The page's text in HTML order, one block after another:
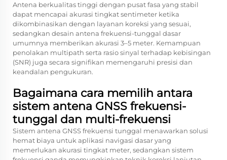
Antena berkualitas tinggi dengan pusat fasa yang stabil
dapat mencapai akurasi tingkat sentimeter ketika
dikombinasikan dengan layanan koreksi yang sesuai,
sedangkan desain antena frekuensi-tunggal dasar
umumnya memberikan akurasi 3–5 meter. Kemampuan
penolakan multipath serta rasio sinyal terhadap kebisingan
(SNR) juga secara signifikan memengaruhi presisi dan
keandalan pengukuran.
Bagaimana cara memilih antara
sistem antena GNSS frekuensi-
tunggal dan multi-frekuensi
Sistem antena GNSS frekuensi tunggal menawarkan solusi
hemat biaya untuk aplikasi navigasi dasar yang
memerlukan akurasi tingkat meter, sedangkan sistem